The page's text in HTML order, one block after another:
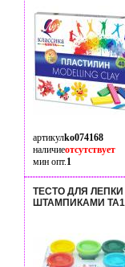
артикулko074168
наличиеотсутствует
мин опт.1
ТЕСТО ДЛЯ ЛЕПКИ
ШТАМПИКАМИ